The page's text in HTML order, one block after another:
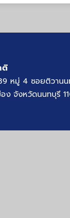
ติ
หมู่ 4 ซอยติวาน
ง จังหวัดนนทบุรี